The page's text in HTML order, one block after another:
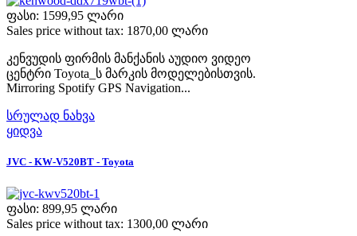
ფასი: 1599,95 ლარი
Sales price without tax: 1870,00 ლარი
კენვუდის ფირმის მანქანის აუდიო ვიდეო
ცენტრი Toyota_ს მარკის მოდელებისთვის.
Mirroring Spotify GPS Navigation...
სრულად ნახვა
ყიდვა
JVC - KW-V520BT - Toyota
ფასი: 899,95 ლარი
Sales price without tax: 1300,00 ლარი